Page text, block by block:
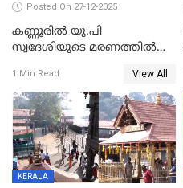
Posted On 27-12-2025
കണ്ണൂരിൽ യു.പി
സ്വദേശിയുടെ മരണത്തിൽ
കേസ്; തർക്കമുണ്ടായത്
ഫേഷ്യലിന് 300 രൂപ
ആവശ്യപ്പെട്ടതിനെച്ചൊല്ലി
1 Min Read View All
KERALA